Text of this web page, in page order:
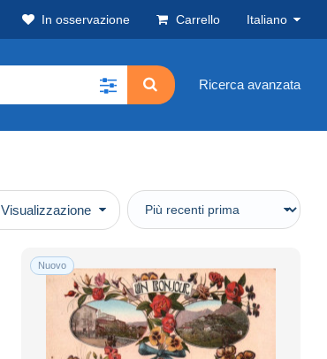
In osservazione Carrello Italiano
Ricerca avanzata
Visualizzazione
Nuovo